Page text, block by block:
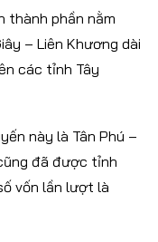
thành phần nằm
– Liên Khương dài
các tỉnh Tây
này là Tân Phú –
đã được tỉnh
vốn lần lượt là